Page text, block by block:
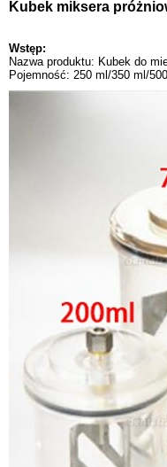
Kubek miksera
Wstęp:
Nazwa produktu: Kubek do
Pojemność: 250 ml/350 ml/